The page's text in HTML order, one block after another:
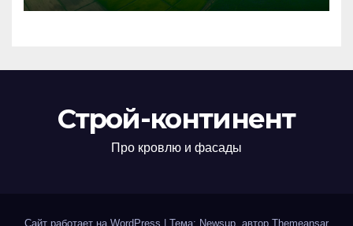
Строй-континент
Про кровлю и фасады
Сайт работает на WordPress Тема: Newsup, автор Themeansar